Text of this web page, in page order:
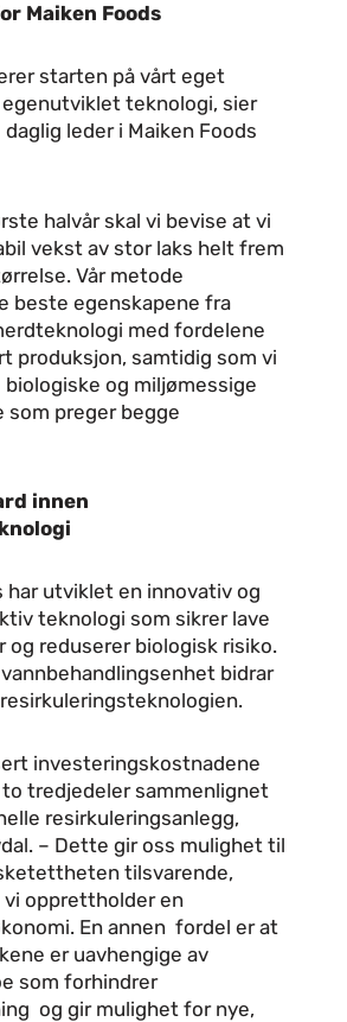
Maiken Foods
starten på vårt eget
teknologi, sier
leder i Maiken Foods
halvår skal vi bevise at vi
vekst av stor laks helt frem
Vår metode
beste egenskapene fra
med fordelene
produksjon, samtidig som vi
og miljømessige
preger begge
innen
har utviklet en innovativ og
teknologi som sikrer lave
reduserer biologisk risiko.
bidrar
investeringskostnadene
tredjedeler sammenlignet
resirkuleringsanlegg,
– Dette gir oss mulighet til
tilsvarende,
opprettholder en
En annen fordel er at
er uavhengige av
som forhindrer
og gir mulighet for nye,